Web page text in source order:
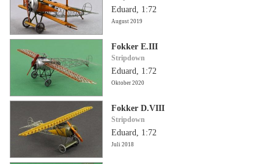
Eduard, 1:72
August 2019
Fokker E.III
Stripdown
Eduard, 1:72
Oktober 2020
Fokker D.VIII
Stripdown
Eduard, 1:72
Juli 2018